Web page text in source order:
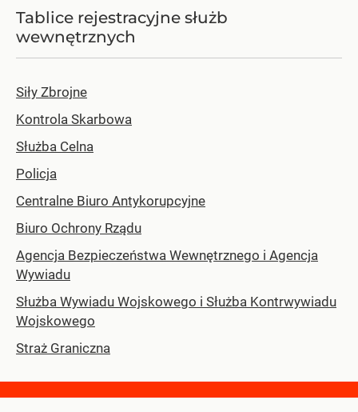
Tablice rejestracyjne służb
wewnętrznych
Siły Zbrojne
Kontrola Skarbowa
Służba Celna
Policja
Centralne Biuro Antykorupcyjne
Biuro Ochrony Rządu
Agencja Bezpieczeństwa Wewnętrznego i Agencja
Wywiadu
Służba Wywiadu Wojskowego i Służba Kontrwywiadu
Wojskowego
Straż Graniczna